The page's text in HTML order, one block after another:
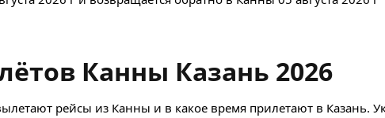
Канны Казань 2026
рейсы из Канны и в какое время прилетают в Казань.